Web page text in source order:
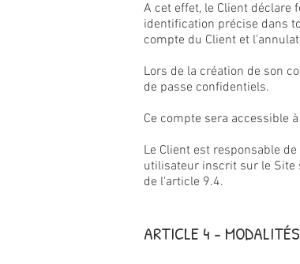
A cet effet, le Client déclare
identification précise dans
compte du Client et
Lors de la création de son
de passe confidentiels.
Ce compte sera accessible
Le Client est responsable
utilisateur inscrit sur le Site
de l'article 9.4.
ARTICLE 4 -